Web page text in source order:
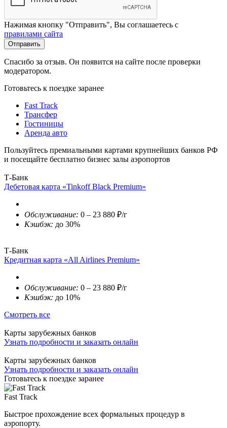
Нажимая кнопку "Отправить", Вы соглашаетесь с
правилами сайта
Отправить
Спасибо за отзыв. Он появится на сайте после проверки
модератором.
Готовьтесь к поездке заранее
Fast Track
Трансфер
Гостиницы
Аренда авто
Пользуйтесь премиальными картами крупнейших банков РФ
и посещайте бесплатно бизнес залы аэропортов
Т-Банк
Дебетовая карта «Tinkoff Black Premium»
Обслуживание: 0 – 23 880 ₽/г
Кэшбэк: до 30%
Т-Банк
Кредитная карта «All Airlines Premium»
Обслуживание: 0 – 23 880 ₽/г
Кэшбэк: до 10%
Смотреть все
Карты зарубежных банков
Узнать подробности и заказать онлайн
Карты зарубежных банков
Узнать подробности и заказать онлайн
Готовьтесь к поездке заранее
Fast Track
Быстрое прохождение всех формальных процедур в
аэропорту.